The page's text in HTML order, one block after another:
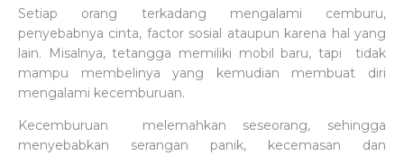
Setiap orang terkadang mengalami cemburu,
penyebabnya cinta, factor sosial ataupun karena hal yang
lain. Misalnya, tetangga memiliki mobil baru, tapi tidak
mampu membelinya yang kemudian membuat diri
mengalami kecemburuan.
Kecemburuan melemahkan seseorang, sehingga
menyebabkan serangan panik, kecemasan dan